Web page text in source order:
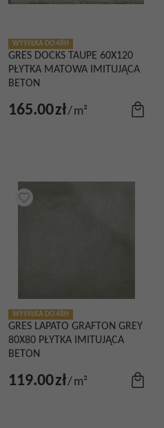
WYSYŁKA DO 48H
GRES DOCKS TAUPE 60X120
PŁYTKA MATOWA IMITUJĄCA
BETON
165.00zł/m²
WYSYŁKA DO 48H
GRES LAPATO GRAFTON GREY
80X80 PŁYTKA IMITUJĄCA
BETON
119.00zł/m²